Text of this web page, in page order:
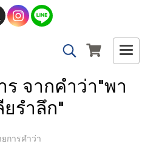
จากคำว่า"พา
ยรำลึก"
การคำว่า